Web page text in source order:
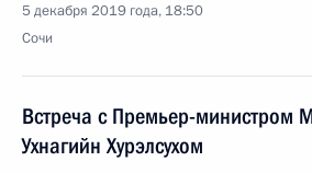
5 декабря 2019 года, 18:50
Сочи
Встреча с Премьер-министром
Ухнагийн Хурэлсухом